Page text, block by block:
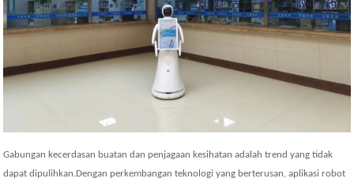
Gabungan kecerdasan buatan dan penjagaan kesihatan adalah trend yang tidak
dapat dipulihkan.Dengan perkembangan teknologi yang berterusan, aplikasi robot